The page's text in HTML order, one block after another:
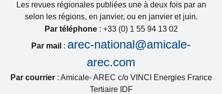
Les revues régionales publiées une à deux fois par an
selon les régions, en janvier, ou en janvier et juin.
Par téléphone: +33 (0) 1 55 94 13 02
Par mail : arec-national@amicale-
arec.com
Par courrier: Amicale- AREC c/o VINCI Energies France
Tertiaire IDF